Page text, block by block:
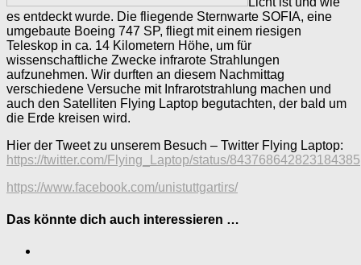
es entdeckt wurde. Die fliegende Sternwarte SOFIA, eine
umgebaute Boeing 747 SP, fliegt mit einem riesigen
Teleskop in ca. 14 Kilometern Höhe, um für
wissenschaftliche Zwecke infrarote Strahlungen
aufzunehmen. Wir durften an diesem Nachmittag
verschiedene Versuche mit Infrarotstrahlung machen und
auch den Satelliten Flying Laptop begutachten, der bald um
die Erde kreisen wird.
Hier der Tweet zu unserem Besuch – Twitter Flying Laptop:
https://twitter.com/Flying_Laptop/status/843768642823184385
https://www.facebook.com/unistuttgartirs/
Das könnte dich auch interessieren …